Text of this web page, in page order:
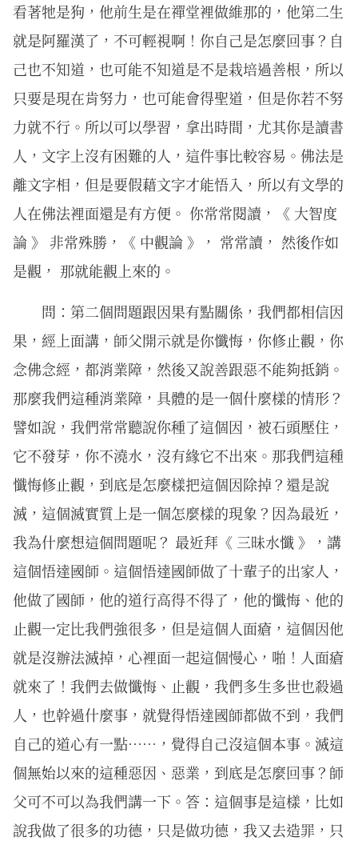
看著牠是狗，他前生是在禪堂裡做維那的，他第二生
就是阿羅漢了，不可輕視啊！你自己是怎麼回事？自
己也不知道，也可能不知道是不是栽培過善根，所以
只要是現在肯努力，也可能會得聖道，但是你若不努
力就不行。所以可以學習，拿出時間，尤其你是讀書
人，文字上沒有困難的人，這件事比較容易。佛法是
離文字相，但是要假藉文字才能悟入，所以有文學的
人在佛法裡面還是有方便。 你常常閱讀，《 大智度
論 》 非常殊勝，《 中觀論 》， 常常讀， 然後作如
是觀， 那就能觀上來的。
問：第二個問題跟因果有點關係，我們都相信因
果，經上面講，師父開示就是你懺悔，你修止觀，你
念佛念經，都消業障，然後又說善跟惡不能夠抵銷。
那麼我們這種消業障，具體的是一個什麼樣的情形？
譬如說，我們常常聽說你種了這個因，被石頭壓住，
它不發芽，你不澆水，沒有緣它不出來。那我們這種
懺悔修止觀，到底是怎麼樣把這個因除掉？還是說
滅，這個滅實質上是一個怎麼樣的現象？因為最近，
我為什麼想這個問題呢？ 最近拜《 三昧水懺 》，講
這個悟達國師。這個悟達國師做了十輩子的出家人，
他做了國師，他的道行高得不得了，他的懺悔、他的
止觀一定比我們強很多，但是這個人面瘡，這個因他
就是沒辦法滅掉，心裡面一起這個慢心，啪！人面瘡
就來了！我們去做懺悔、止觀，我們多生多世也殺過
人，也幹過什麼事，就覺得悟達國師都做不到，我們
自己的道心有一點⋯⋯，覺得自己沒這個本事。滅這
個無始以來的這種惡因、惡業，到底是怎麼回事？師
父可不可以為我們講一下。答：這個事是這樣，比如
說我做了很多的功德，只是做功德，我又去造罪，只